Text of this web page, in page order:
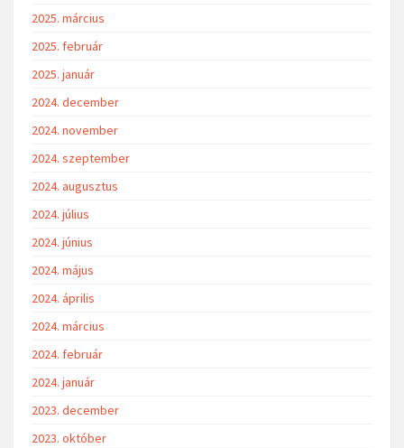
2025. március
2025. február
2025. január
2024. december
2024. november
2024. szeptember
2024. augusztus
2024. július
2024. június
2024. május
2024. április
2024. március
2024. február
2024. január
2023. december
2023. október